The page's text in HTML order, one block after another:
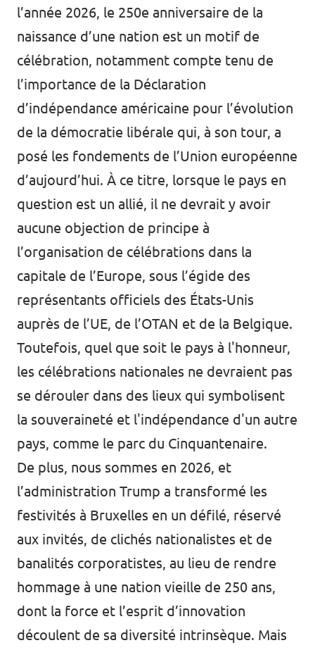
l’année 2026, le 250e anniversaire de la
naissance d’une nation est un motif de
célébration, notamment compte tenu de
l’importance de la Déclaration
d’indépendance américaine pour l’évolution
de la démocratie libérale qui, à son tour, a
posé les fondements de l’Union européenne
d’aujourd’hui. À ce titre, lorsque le pays en
question est un allié, il ne devrait y avoir
aucune objection de principe à
l’organisation de célébrations dans la
capitale de l’Europe, sous l’égide des
représentants officiels des États-Unis
auprès de l’UE, de l’OTAN et de la Belgique.
Toutefois, quel que soit le pays à l'honneur,
les célébrations nationales ne devraient pas
se dérouler dans des lieux qui symbolisent
la souveraineté et l'indépendance d'un autre
pays, comme le parc du Cinquantenaire.
De plus, nous sommes en 2026, et
l’administration Trump a transformé les
festivités à Bruxelles en un défilé, réservé
aux invités, de clichés nationalistes et de
banalités corporatistes, au lieu de rendre
hommage à une nation vieille de 250 ans,
dont la force et l’esprit d’innovation
découlent de sa diversité intrinsèque. Mais